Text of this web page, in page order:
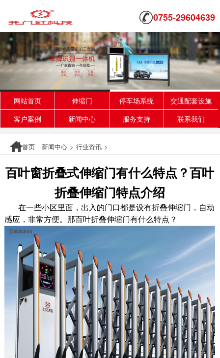
0755-29604639
网站首页 伸缩门 停车场系统
交通配套设施
客户案例
新闻中心 服务支持 联系我们
首页 新闻中心 > 行业资讯 >
百叶窗折叠式伸缩门有什么特点？百叶
折叠伸缩门特点介绍
在一些小区里面，出入的门口都是设有折叠伸缩门，自动
感应，非常方便。那百叶折叠伸缩门有什么特点？